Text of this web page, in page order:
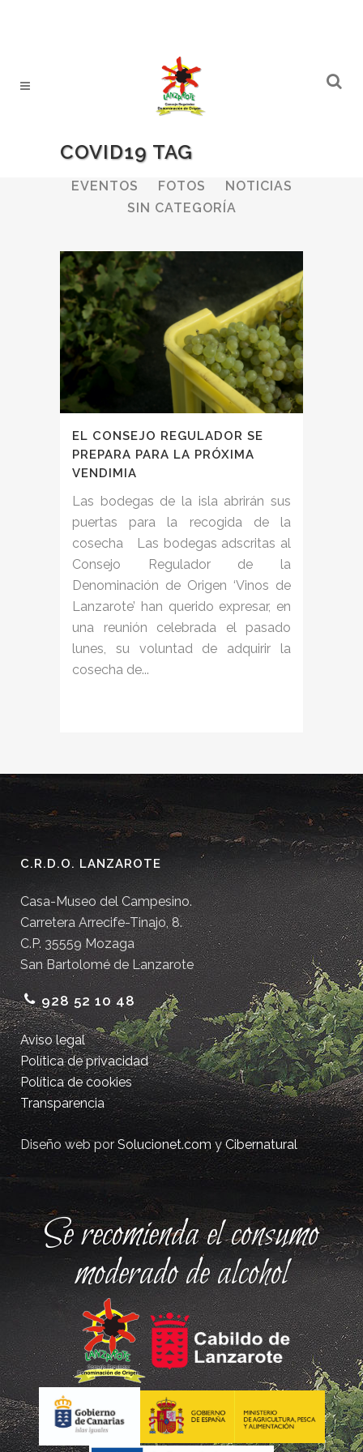
COVID19 TAG
ALL BODEGAS
EVENTOS
FOTOS
NOTICIAS
SIN CATEGORÍA
EL CONSEJO REGULADOR SE
PREPARA PARA LA PRÓXIMA
VENDIMIA
Las bodegas de la isla abrirán sus
puertas para la recogida de la
cosecha Las bodegas adscritas al
Consejo Regulador de la
Denominación de Origen ‘Vinos de
Lanzarote’ han querido expresar, en
una reunión celebrada el pasado
lunes, su voluntad de adquirir la
cosecha de...
C.R.D.O. LANZAROTE
Casa-Museo del Campesino.
Carretera Arrecife-Tinajo, 8.
C.P. 35559 Mozaga
San Bartolomé de Lanzarote
928 52 10 48
Aviso legal
Política de privacidad
Política de cookies
Transparencia
Diseño web porSolucionet.comyCibernatural
Se recomienda el consumo
moderado de alcohol